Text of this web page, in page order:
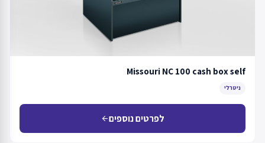
Missouri NC 100 cash box self
ניטרלי
לפרטים נוספיםarrow_back